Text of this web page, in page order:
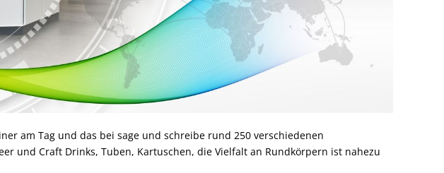
am Tag und das bei sage und schreibe rund 250 verschiedenen
und Craft Drinks, Tuben, Kartuschen, die Vielfalt an Rundkörpern ist nahezu